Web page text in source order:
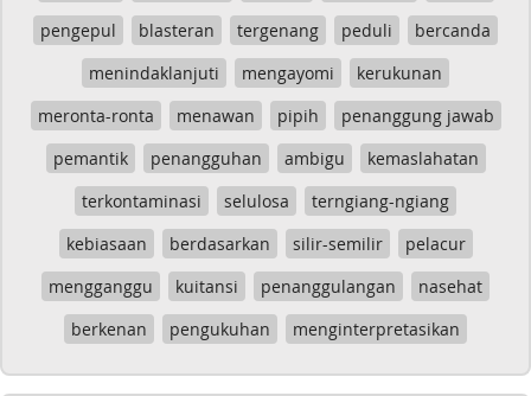
pengepul
blasteran tergenang peduli
bercanda
menindaklanjuti
mengayomi
kerukunan
meronta-ronta
menawan pipih
penanggung jawab
pemantik
penangguhan ambigu
kemaslahatan
terkontaminasi
selulosa
terngiang-ngiang
kebiasaan
berdasarkan silir-semilir
pelacur
mengganggu
kuitansi penanggulangan
nasehat
berkenan
pengukuhan menginterpretasikan